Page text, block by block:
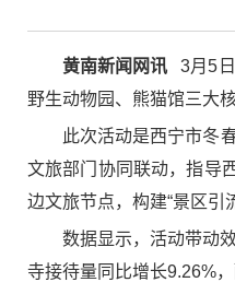
黄南新闻网讯
3月5
野生动物园、熊猫馆三大
此次活动是西宁市冬
文旅部门协同联动，指导
边文旅节点，构建“景区引
数据显示，活动带动
寺接待量同比增长9.26%